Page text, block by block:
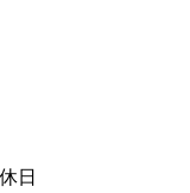
日